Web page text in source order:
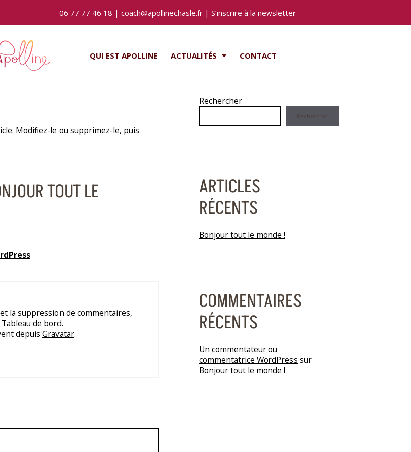
06 77 77 46 18‬ | coach@apollinechasle.fr | S’inscrire à la newsletter
QUI EST APOLLINE ACTUALITÉS CONTACT
Modifiez-le ou supprimez-le, puis
TOUT LE
la suppression de commentaires,
de bord.
depuis Gravatar.
Rechercher
Rechercher
ARTICLES
RÉCENTS
Bonjour tout le monde !
COMMENTAIRES
RÉCENTS
Un commentateur ou
commentatrice WordPress sur
Bonjour tout le monde !